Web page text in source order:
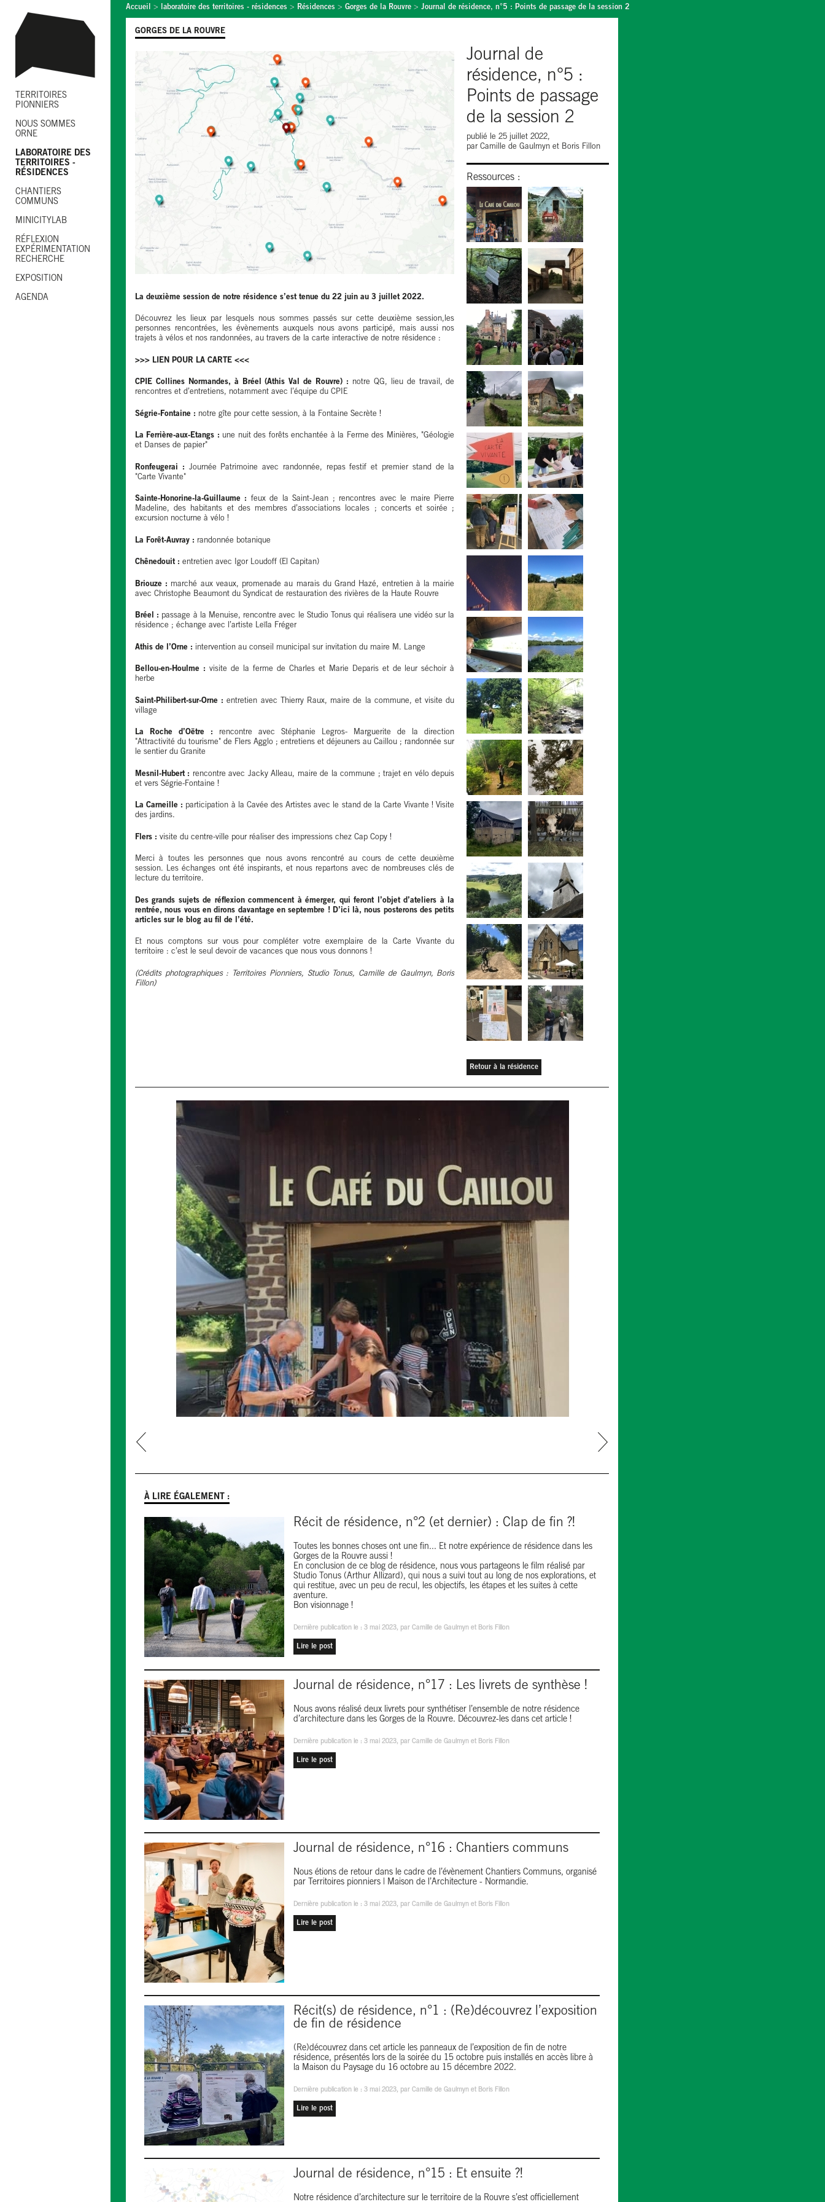
TERRITOIRES
PIONNIERS
NOUS SOMMES
ORNE
LABORATOIRE DES
TERRITOIRES -
RÉSIDENCES
CHANTIERS
COMMUNS
MINICITYLAB
RÉFLEXION
EXPÉRIMENTATION
RECHERCHE
EXPOSITION
AGENDA
Accueil > laboratoire des territoires - résidences > Résidences > Gorges de la Rouvre > Journal de résidence, n°5 : Points de passage de la session 2
Journal de
résidence, n°5 :
Points de passage
de la session 2
publié le 25 juillet 2022,
par Camille de Gaulmyn et Boris Fillon
Ressources :
Retour à la résidence
GORGES DE LA ROUVRE
La deuxième session de notre résidence s’est tenue du 22 juin au 3 juillet 2022.
Découvrez les lieux par lesquels nous sommes passés sur cette deuxième session,les
personnes rencontrées, les évènements auxquels nous avons participé, mais aussi nos
trajets à vélos et nos randonnées, au travers de la carte interactive de notre résidence :
>>> LIEN POUR LA CARTE <<<
CPIE Collines Normandes, à Bréel (Athis Val de Rouvre) : notre QG, lieu de travail, de
rencontres et d’entretiens, notamment avec l’équipe du CPIE
Ségrie-Fontaine : notre gîte pour cette session, à la Fontaine Secrète !
La Ferrière-aux-Etangs : une nuit des forêts enchantée à la Ferme des Minières, "Géologie
et Danses de papier"
Ronfeugerai : Journée Patrimoine avec randonnée, repas festif et premier stand de la
"Carte Vivante"
Sainte-Honorine-la-Guillaume :
feux de la Saint-Jean ; rencontres avec le maire Pierre
Madeline, des habitants et des membres d’associations locales ; concerts et soirée ;
excursion nocturne à vélo !
La Forêt-Auvray : randonnée botanique
Chênedouit : entretien avec Igor Loudoff (El Capitan)
Briouze : marché aux veaux, promenade au marais du Grand Hazé, entretien à la mairie
avec Christophe Beaumont du Syndicat de restauration des rivières de la Haute Rouvre
Bréel : passage à la Menuise, rencontre avec le Studio Tonus qui réalisera une vidéo sur la
résidence ; échange avec l’artiste Leïla Fréger
Athis de l’Orne : intervention au conseil municipal sur invitation du maire M. Lange
Bellou-en-Houlme : visite de la ferme de Charles et Marie Deparis et de leur séchoir à
herbe
Saint-Philibert-sur-Orne : entretien avec Thierry Raux, maire de la commune, et visite du
village
La Roche d’Oëtre : rencontre avec Stéphanie Legros- Marguerite de la direction
"Attractivité du tourisme" de Flers Agglo ; entretiens et déjeuners au Caillou ; randonnée sur
le sentier du Granite
Mesnil-Hubert : rencontre avec Jacky Alleau, maire de la commune ; trajet en vélo depuis
et vers Ségrie-Fontaine !
La Carneille : participation à la Cavée des Artistes avec le stand de la Carte Vivante ! Visite
des jardins.
Flers : visite du centre-ville pour réaliser des impressions chez Cap Copy !
Merci à toutes les personnes que nous avons rencontré au cours de cette deuxième
session. Les échanges ont été inspirants, et nous repartons avec de nombreuses clés de
lecture du territoire.
Des grands sujets de réflexion commencent à émerger, qui feront l’objet d’ateliers à la
rentrée, nous vous en dirons davantage en septembre ! D’ici là, nous posterons des petits
articles sur le blog au fil de l’été.
Et nous comptons sur vous pour compléter votre exemplaire de la Carte Vivante du
territoire : c’est le seul devoir de vacances que nous vous donnons !
(Crédits photographiques : Territoires Pionniers, Studio Tonus, Camille de Gaulmyn, Boris
Fillon)
À LIRE ÉGALEMENT :
Récit de résidence, n°2 (et dernier) : Clap de fin ?!
Toutes les bonnes choses ont une fin... Et notre expérience de résidence dans les
Gorges de la Rouvre aussi !
En conclusion de ce blog de résidence, nous vous partageons le film réalisé par
Studio Tonus (Arthur Allizard), qui nous a suivi tout au long de nos explorations, et
qui restitue, avec un peu de recul, les objectifs, les étapes et les suites à cette
aventure.
Bon visionnage !
Dernière publication le : 3 mai 2023, par Camille de Gaulmyn et Boris Fillon
Lire le post
Journal de résidence, n°17 : Les livrets de synthèse !
Nous avons réalisé deux livrets pour synthétiser l’ensemble de notre résidence
d’architecture dans les Gorges de la Rouvre. Découvrez-les dans cet article !
Dernière publication le : 3 mai 2023, par Camille de Gaulmyn et Boris Fillon
Lire le post
Journal de résidence, n°16 : Chantiers communs
Nous étions de retour dans le cadre de l’évènement Chantiers Communs, organisé
par Territoires pionniers | Maison de l’Architecture - Normandie.
Dernière publication le : 3 mai 2023, par Camille de Gaulmyn et Boris Fillon
Lire le post
Récit(s) de résidence, n°1 : (Re)découvrez l’exposition
de fin de résidence
(Re)découvrez dans cet article les panneaux de l’exposition de fin de notre
résidence, présentés lors de la soirée du 15 octobre puis installés en accès libre à
la Maison du Paysage du 16 octobre au 15 décembre 2022.
Dernière publication le : 3 mai 2023, par Camille de Gaulmyn et Boris Fillon
Lire le post
Journal de résidence, n°15 : Et ensuite ?!
Notre résidence d’architecture sur le territoire de la Rouvre s’est officiellement